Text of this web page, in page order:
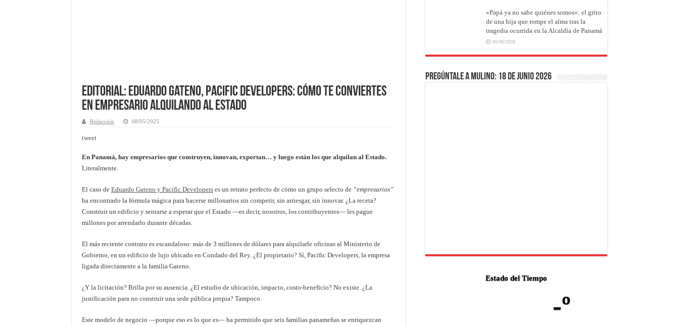
Editorial: Eduardo Gateno, Pacific Developers: Cómo te conviertes
en empresario alquilando al Estado
Redacción 08/05/2025
tweet
En Panamá, hay empresarios que construyen, innovan, exportan… y luego están los que alquilan al Estado.
Literalmente.
El caso de Eduardo Gateno y Pacific Developers es un retrato perfecto de cómo un grupo selecto de “empresarios”
ha encontrado la fórmula mágica para hacerse millonarios sin competir, sin arriesgar, sin innovar. ¿La receta?
Construir un edificio y sentarse a esperar que el Estado —es decir, nosotros, los contribuyentes— les pague
millones por arrendarlo durante décadas.
El más reciente contrato es escandaloso: más de 3 millones de dólares para alquilarle oficinas al Ministerio de
Gobierno, en un edificio de lujo ubicado en Condado del Rey. ¿El propietario? Sí, Pacific Developers, la empresa
ligada directamente a la familia Gateno.
¿Y la licitación? Brilla por su ausencia. ¿El estudio de ubicación, impacto, costo-beneficio? No existe. ¿La
justificación para no construir una sede pública propia? Tampoco.
Este modelo de negocio —porque eso es lo que es— ha permitido que seis familias panameñas se enriquezcan
«Papá ya no sabe quiénes somos»: el grito
de una hija que rompe el alma tras la
tragedia ocurrida en la Alcaldía de Panamá
06/08/2026
Pregúntale a Mulino: 18 de junio 2026
Estado del Tiempo
-º